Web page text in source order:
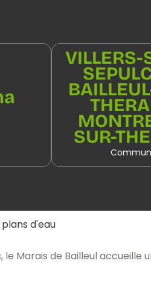
VILLERS-
SUR-
d'eau
le Marais de Bailleul